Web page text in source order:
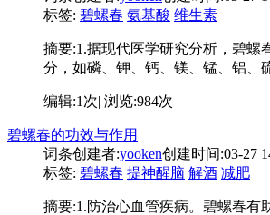
标签: 碧螺春 氨基酸 维生素
摘要:1.据现代医学研究分析，碧螺
分，如磷、钾、钙、镁、锰、铝、
编辑:1次| 浏览:984次
碧螺春的功效与作用
词条创建者:yooken创建时间:03-27
标签: 碧螺春 提神醒脑 解酒 减肥
摘要:1.防治心血管疾病。碧螺春有